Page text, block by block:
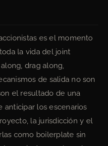
es el momento
la vida del joint
drag along,
de salida no son
el resultado de una
anticipar los escenarios
la jurisdicción y el
como boilerplate sin